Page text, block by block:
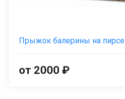
Прыжок балерины на пирсе
от 2000 ₽